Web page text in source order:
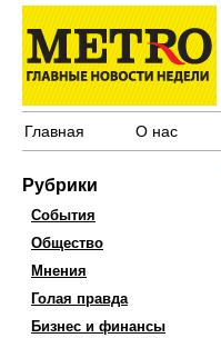
Главная О нас
Рубрики
События
Общество
Мнения
Голая правда
Бизнес и финансы